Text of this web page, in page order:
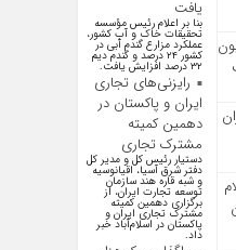
۲۸۵۰ کامیون
یافت
بنا بر اعلام رئیس مؤسسه
تحقیقات خاک و آب کشور،
عملکرد مزارع گندم آبی در
کشور ۲۴ درصد و گندم دیم
۳۲ درصد افزایش یافت.
رایزنی‌های تجاری
ایران و پاکستان در
دهمین کمیته
مشترک تجاری
دستیار رئیس کل و مدیر کل
دفتر شرق آسیا، اقیانوسیه
و شبه قاره هند سازمان
توسعه تجارت ایران، از
برگزاری دهمین کمیته
مشترک تجاری ایران و
پاکستان در اسلام‌آباد خبر
داد.